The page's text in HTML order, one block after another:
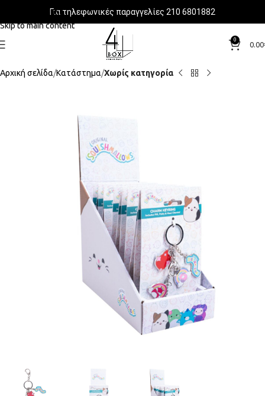
Skip to navigation
Skip to main content
Για τηλεφωνικές παραγγελίες 210 6801882
0
0.00
Αρχική σελίδα Κατάστημα Χωρίς κατηγορία